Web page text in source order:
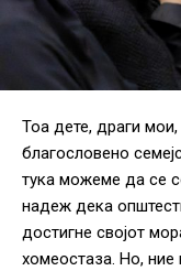
Тоа дете, драги
благословено
тука можеме да се
надеж дека
достигне својот
хомеостаза. Но,